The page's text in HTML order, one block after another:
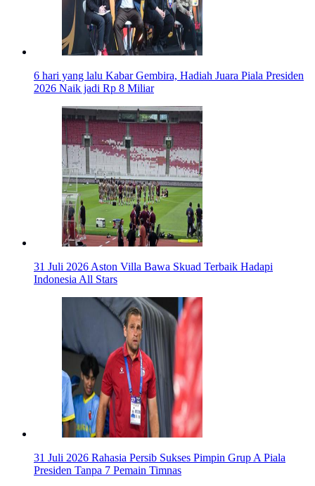
6 hari yang lalu Kabar Gembira, Hadiah Juara Piala Presiden
2026 Naik jadi Rp 8 Miliar
31 Juli 2026 Aston Villa Bawa Skuad Terbaik Hadapi
Indonesia All Stars
31 Juli 2026 Rahasia Persib Sukses Pimpin Grup A Piala
Presiden Tanpa 7 Pemain Timnas